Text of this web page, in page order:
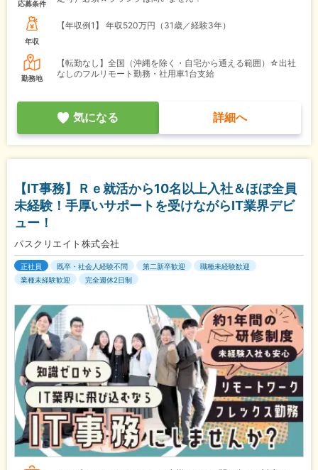
応募条件
年収
【年収例1】 年収520万円（31歳／経験3年）
勤務地
【転勤なし】全国（沖縄を除く・自宅から通える範囲）☆出社
なしのフルリモート勤務・社用車1台支給
気になる 詳細へ
【IT事務】Ｒｅ就活から10名以上入社＆ほぼ全員
未経験！手厚いサポートを受けながらIT業界デビ
ュー！
パスクリエイト株式会社
正社員 既卒・社会人経験不問 第二新卒歓迎
職種未経験歓迎
業種未経験歓迎
完全週休2日制